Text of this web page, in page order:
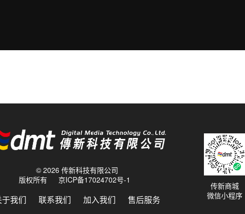
© 2026 传新科技有限公司
版权所有
京ICP备17024702号-1
于我们 联系我们 加入我们 售后服务
传新商城
微信小程序